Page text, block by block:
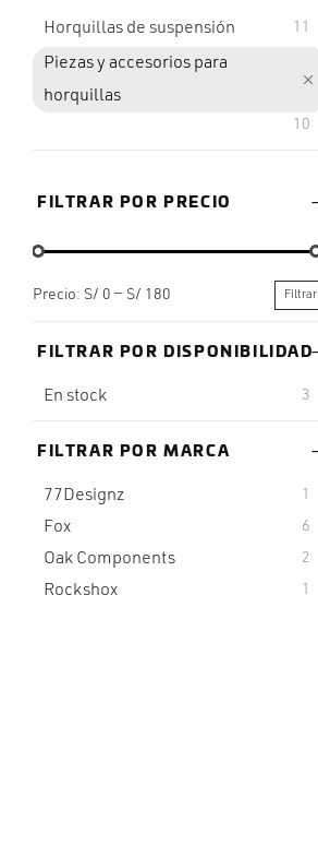
Horquillas de suspensión 11
Piezas y accesorios para
horquillas
10
FILTRAR POR PRECIO
Filtrar
Precio: S/ 0 — S/ 180
FILTRAR POR DISPONIBILIDAD
En stock 3
FILTRAR POR MARCA
77Designz 1
Fox 6
Oak Components 2
Rockshox 1